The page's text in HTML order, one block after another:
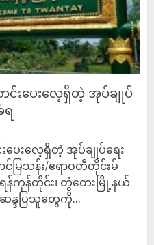
းပေးလေ့ရှိတဲ့ အုပ်ချုပ်
ရ
ေးလေ့ရှိတဲ့ အုပ်ချုပ်ရေး
င်မြသန်း/ဧရာဝတီတိုင်းမ်
ကုန်တိုင်း၊ တွံတေးမြို့နယ်
န္ဒပြသူတွေကို...